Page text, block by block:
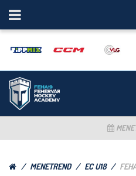
MENETREND EC U18